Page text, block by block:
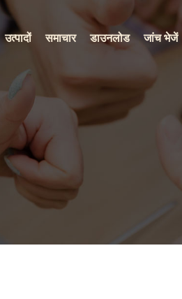
उत्पादों समाचार डाउनलोड जांच भेजें